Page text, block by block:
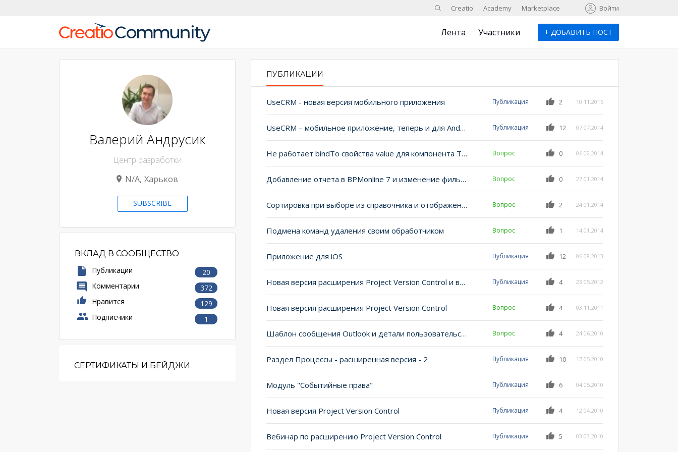
ПоискCreatio Academy Marketplace Войти
Лента Участники + ДОБАВИТЬ ПОСТ
PRIMARY TABS
ПУБЛИКАЦИИ
UseCRM - новая версия мобильного приложения Публикация 2 10.11.2016
UseCRM – мобильное приложение, теперь и для Android! Публикация 12 07.07.2014
Не работает bindTo свойства value для компонента Terrasoft.TextEdit Вопрос 0 06.02.2014
Добавление отчета в BPMonline 7 и изменение фильтров существующего отчета Вопрос 0 27.01.2014
Сортировка при выборе из справочника и отображение нескольких колонок Вопрос 2 24.01.2014
Подмена команд удаления своим обработчиком Вопрос 1 14.01.2014
Приложение для iOS Публикация 12 06.08.2013
Новая версия расширения Project Version Control и видеоуроки к ней Публикация 4 23.05.2012
Новая версия расширения Project Version Control Вопрос 4 03.11.2011
Шаблон сообщения Outlook и детали пользовательского запроса Вопрос 4 24.06.2010
Раздел Процессы - расширенная версия - 2 Публикация 10 17.05.2010
Модуль "Событийные права" Публикация 6 04.05.2010
Новая версия Project Version Control Публикация 4 12.04.2010
Вебинар по расширению Project Version Control Публикация 5 03.03.2010
Валерий Андрусик
Центр разработки
N/A Харьков
SUBSCRIBE
ВКЛАД В СООБЩЕСТВО
Публикации
20
Комментарии
372
Нравится
129
Подписчики
1
СЕРТИФИКАТЫ И БЕЙДЖИ